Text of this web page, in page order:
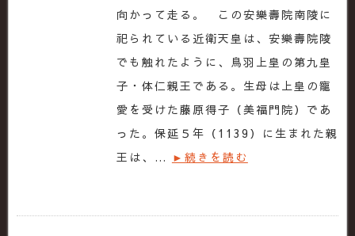
向かって走る。 この安樂壽院南陵に
祀られている近衛天皇は、安樂壽院陵
でも触れたように、鳥羽上皇の第九皇
子・体仁親王である。生母は上皇の寵
愛を受けた藤原得子（美福門院）であ
った。保延５年（1139）に生まれた親
王は、… ►続きを読む